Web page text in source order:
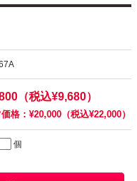
（税込¥9,680）
格：¥20,000（税込¥22,000）
個